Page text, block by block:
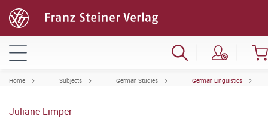
Home Subjects German Studies German Linguistics
Juliane Limper